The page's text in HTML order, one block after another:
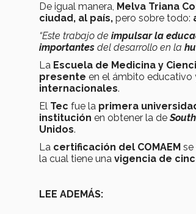
De igual manera, Melva Triana
ciudad, al país, pero sobre todo:
“Este trabajo de impulsar la
importantes del desarrollo en la
La Escuela de Medicina y
presente en el ámbito educativo
internacionales.
El Tec fue la primera
institución en obtener la de
Unidos.
La certificación del COMAEM se
la cual tiene una vigencia de
LEE ADEMÁS: